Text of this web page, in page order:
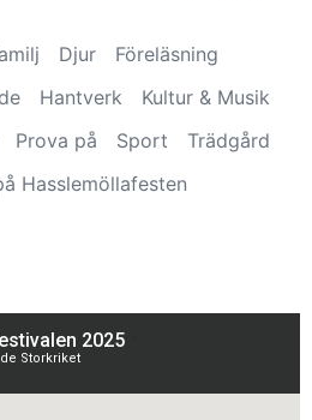
Djur
Föreläsning
Hantverk
Kultur & Musik
Prova på Sport
Trädgård
Hasslemöllafesten